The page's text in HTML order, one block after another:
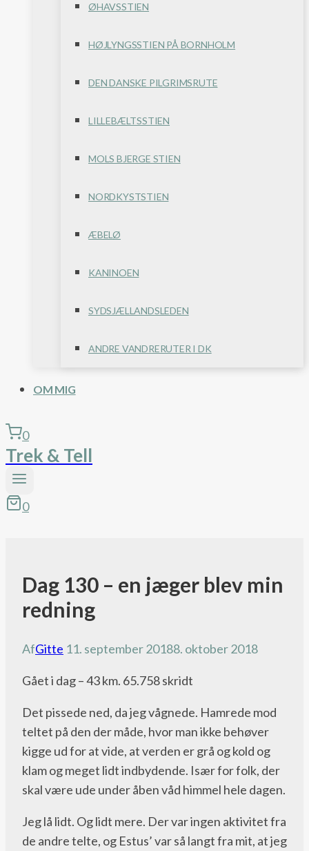
ØHAVSSTIEN
HØJLYNGSSTIEN PÅ BORNHOLM
DEN DANSKE PILGRIMSRUTE
LILLEBÆLTSSTIEN
MOLS BJERGE STIEN
NORDKYSTSTIEN
ÆBELØ
KANINOEN
SYDSJÆLLANDSLEDEN
ANDRE VANDRERUTER I DK
OM MIG
0
Trek & Tell
0
Pacific
Crest
Trail
Dag 130 – en jæger blev min
redning
AfGitte 11. september 20188. oktober 2018
Gået i dag – 43 km. 65.758 skridt
Det pissede ned, da jeg vågnede. Hamrede mod
teltet på den der måde, hvor man ikke behøver
kigge ud for at vide, at verden er grå og kold og
klam og meget lidt indbydende. Især for folk, der
skal være ude under åben våd himmel hele dagen.
Jeg lå lidt. Og lidt mere. Der var ingen aktivitet fra
de andre telte, og Estus’ var så langt fra mit, at jeg